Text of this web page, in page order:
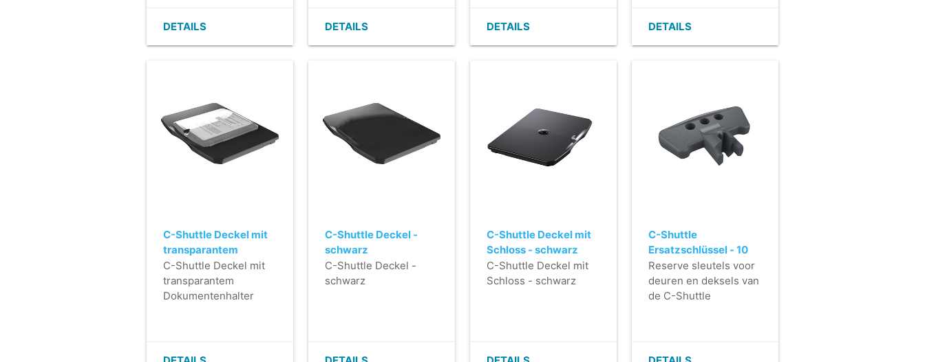
DETAILS DETAILS DETAILS DETAILS
C-Shuttle Deckel mit
transparantem
Dokumentenhalter
C-Shuttle Deckel mit
transparantem
Dokumentenhalter
C-Shuttle Deckel -
schwarz
C-Shuttle Deckel -
schwarz
C-Shuttle Deckel mit
Schloss - schwarz
C-Shuttle Deckel mit
Schloss - schwarz
C-Shuttle
Ersatzschlüssel - 10
Stück
Reserve sleutels voor
deuren en deksels van
de C-Shuttle